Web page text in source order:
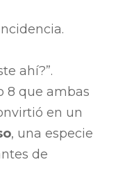
ahí?”.
8 que ambas
en un
, una especie
de